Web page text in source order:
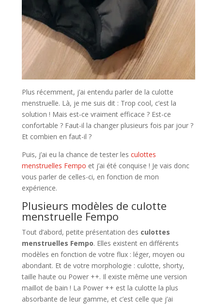
Plus récemment, j’ai entendu parler de la culotte
menstruelle. Là, je me suis dit : Trop cool, c’est la
solution ! Mais est-ce vraiment efficace ? Est-ce
confortable ? Faut-il la changer plusieurs fois par jour ?
Et combien en faut-il ?
Puis, j’ai eu la chance de tester les culottes
menstruelles Fempo et j’ai été conquise ! Je vais donc
vous parler de celles-ci, en fonction de mon
expérience.
Plusieurs modèles de culotte
menstruelle Fempo
Tout d’abord, petite présentation des culottes
menstruelles Fempo. Elles existent en différents
modèles en fonction de votre flux : léger, moyen ou
abondant. Et de votre morphologie : culotte, shorty,
taille haute ou Power ++. Il existe même une version
maillot de bain ! La Power ++ est la culotte la plus
absorbante de leur gamme, et c’est celle que j’ai